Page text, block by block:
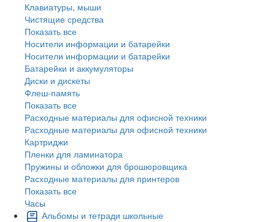
Клавиатуры, мыши
Чистящие средства
Показать все
Носители информации и батарейки
Носители информации и батарейки
Батарейки и аккумуляторы
Диски и дискеты
Флеш-память
Показать все
Расходные материалы для офисной техники
Расходные материалы для офисной техники
Картриджи
Пленки для ламинатора
Пружины и обложки для брошюровщика
Расходные материалы для принтеров
Показать все
Часы
Альбомы и тетради школьные